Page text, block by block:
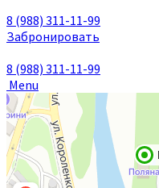
8 (988) 311-11-99
Забронировать
8 (988) 311-11-99
Menu